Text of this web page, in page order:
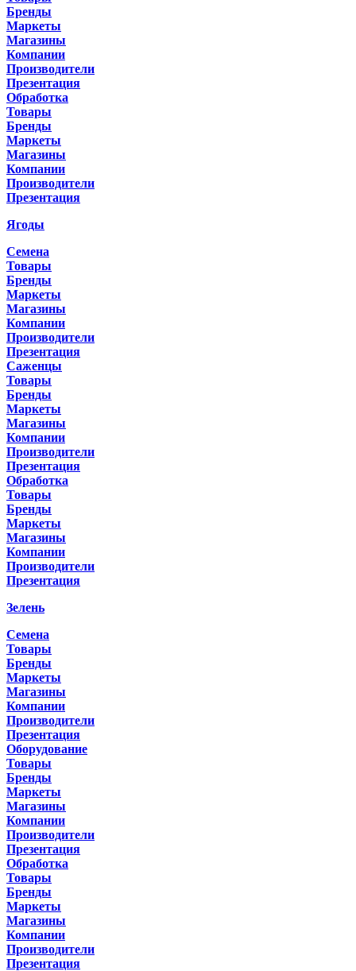
Бренды
Маркеты
Магазины
Компании
Производители
Презентация
Обработка
Товары
Бренды
Маркеты
Магазины
Компании
Производители
Презентация
Ягоды
Семена
Товары
Бренды
Маркеты
Магазины
Компании
Производители
Презентация
Саженцы
Товары
Бренды
Маркеты
Магазины
Компании
Производители
Презентация
Обработка
Товары
Бренды
Маркеты
Магазины
Компании
Производители
Презентация
Зелень
Семена
Товары
Бренды
Маркеты
Магазины
Компании
Производители
Презентация
Оборудование
Товары
Бренды
Маркеты
Магазины
Компании
Производители
Презентация
Обработка
Товары
Бренды
Маркеты
Магазины
Компании
Производители
Презентация